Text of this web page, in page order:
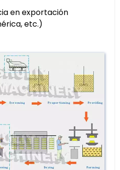
en exportación
etc.)